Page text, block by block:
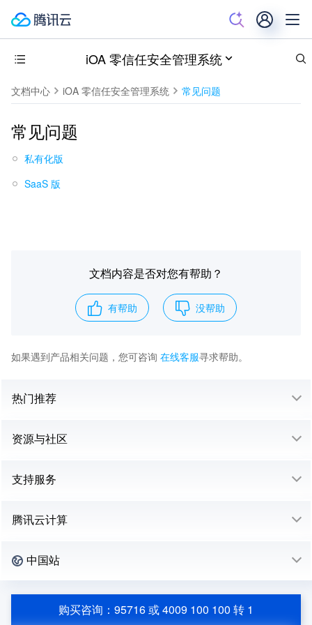
iOA 零信任安全管理系统
文档中心 iOA 零信任安全管理系统 常见问题
常见问题
私有化版
SaaS 版
文档内容是否对您有帮助？
有帮助 没帮助
如果遇到产品相关问题，您可咨询 在线客服寻求帮助。
热门推荐
资源与社区
支持服务
腾讯云计算
中国站
购买咨询：95716 或 4009 100 100 转 1